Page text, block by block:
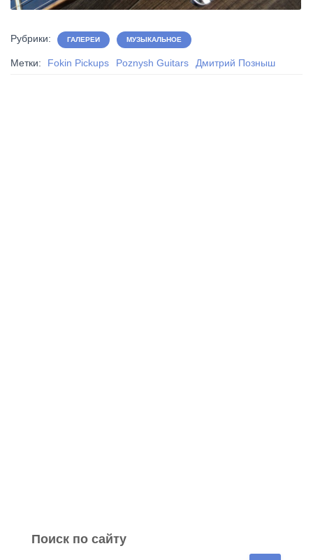
Рубрики: ГАЛЕРЕИ МУЗЫКАЛЬНОЕ
Метки: Fokin Pickups Poznysh Guitars Дмитрий Позныш
Поиск по сайту